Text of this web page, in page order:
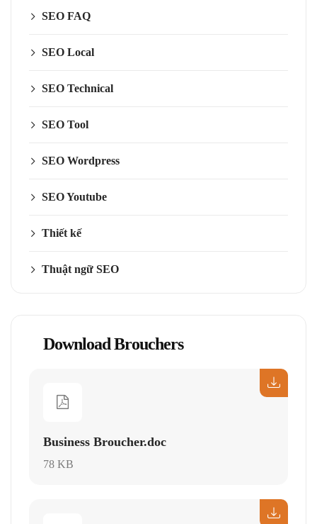
SEO FAQ
SEO Local
SEO Technical
SEO Tool
SEO Wordpress
SEO Youtube
Thiết kế
Thuật ngữ SEO
Download Brouchers
Business Broucher.doc
78 KB